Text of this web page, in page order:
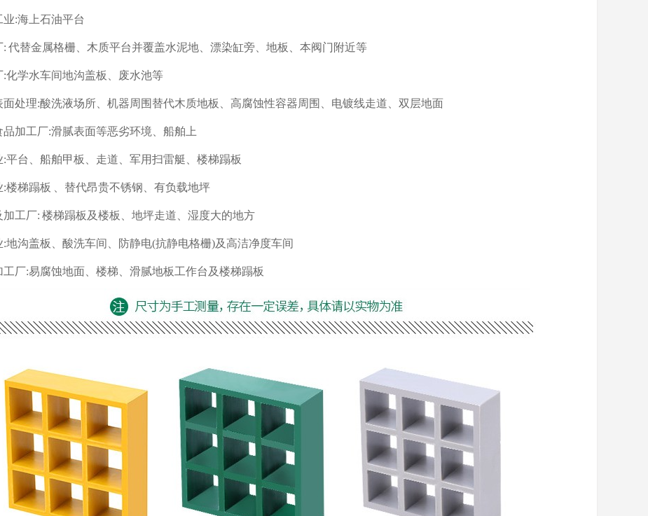
业:海上石油平台
: 代替金属格栅、木质平台并覆盖水泥地、漂染缸旁、地板、本阀门附近等
:化学水车间地沟盖板、废水池等
面处理:酸洗液场所、机器周围替代木质地板、高腐蚀性容器周围、电镀线走道、双层地面
品加工厂:滑腻表面等恶劣环境、船舶上
:平台、船舶甲板、走道、军用扫雷艇、楼梯蹋板
:楼梯蹋板 、替代昂贵不锈钢、有负载地坪
加工厂: 楼梯蹋板及楼板、地坪走道、湿度大的地方
:地沟盖板、酸洗车间、防静电(抗静电格栅)及高洁净度车间
工厂:易腐蚀地面、楼梯、滑腻地板工作台及楼梯蹋板